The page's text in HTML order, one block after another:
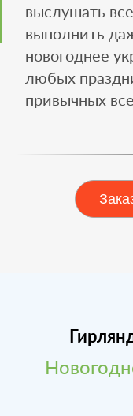
выслушать
выполнить
новогоднее
любых
привычных